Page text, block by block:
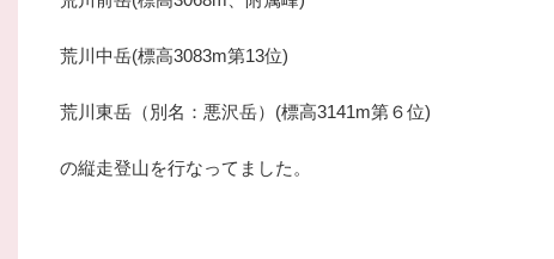
荒川中岳(標高3083m第13位)
荒川東岳（別名：悪沢岳）(標高3141m第６位)
の縦走登山を行なってました。